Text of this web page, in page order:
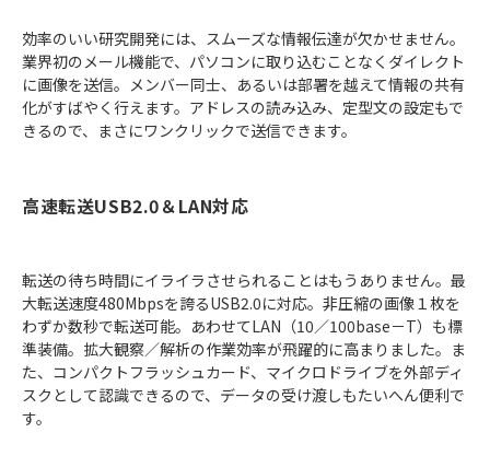
効率のいい研究開発には、スムーズな情報伝達が欠かせません。
業界初のメール機能で、パソコンに取り込むことなくダイレクト
に画像を送信。メンバー同士、あるいは部署を越えて情報の共有
化がすばやく行えます。アドレスの読み込み、定型文の設定もで
きるので、まさにワンクリックで送信できます。
高速転送USB2.0＆LAN対応
転送の待ち時間にイライラさせられることはもうありません。最
大転送速度480Mbpsを誇るUSB2.0に対応。非圧縮の画像１枚を
わずか数秒で転送可能。あわせてLAN（10／100base－T）も標
準装備。拡大観察／解析の作業効率が飛躍的に高まりました。ま
た、コンパクトフラッシュカード、マイクロドライブを外部ディ
スクとして認識できるので、データの受け渡しもたいへん便利で
す。